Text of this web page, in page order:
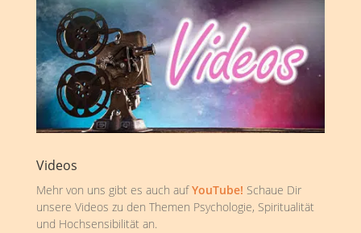
Videos
Mehr von uns gibt es auch aufYouTube! Schaue Dir
unsere Videos zu den Themen Psychologie, Spiritualität
und Hochsensibilität an.